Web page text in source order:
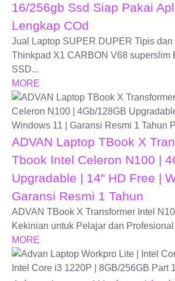
16/256gb Ssd Siap Pakai
Lengkap COd
Jual Laptop SUPER DUPER Tipis
Thinkpad X1 CARBON V68 superslim
SSD...
MORE
ADVAN Laptop TBook X
Tbook Intel Celeron N100 |
Upgradable | 14" HD Free |
Garansi Resmi 1 Tahun
ADVAN TBook X Transformer Intel
Kekinian untuk Pelajar dan
MORE